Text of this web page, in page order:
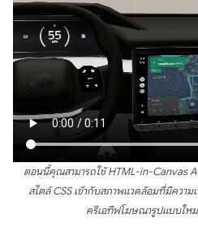
ตอนนี้คุณสามารถใช้ HTML-in-Canvas
สไตล์ CSS เข้ากับสภาพแวดล้อมที่มีความ
ครีเอทีฟโฆษณารูปแบบให